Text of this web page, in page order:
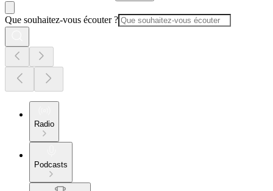
Que souhaitez-vous écouter ?
Radio
Podcasts